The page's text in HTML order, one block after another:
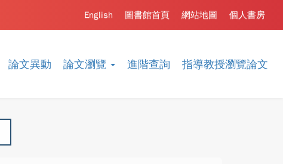
論文異動 論文瀏覽 進階查詢 指導教授瀏覽論文
個人書房
網站地圖
圖書館首頁
English